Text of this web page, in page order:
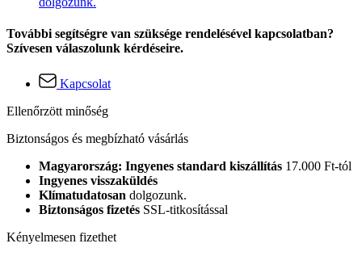
További segítségre van szüksége rendelésével kapcsolatban?
Szívesen válaszolunk kérdéseire.
Kapcsolat
Ellenőrzött minőség
Biztonságos és megbízható vásárlás
Magyarország: Ingyenes standard kiszállítás 17.000 Ft-tól
Ingyenes visszaküldés
Klímatudatosan dolgozunk.
Biztonságos fizetés SSL-titkosítással
Kényelmesen fizethet